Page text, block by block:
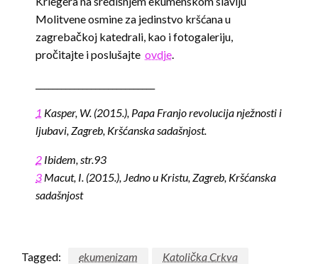
Molitvene osmine za jedinstvo kršćana u
zagrebačkoj katedrali, kao i fotogaleriju,
pročitajte i poslušajte ovdje
1 Kasper, W. (2015.), Papa Franjo revolucija nježnosti i
ljubavi, Zagreb, Kršćanska sadašnjost.
2 Ibidem, str.93
3 Macut, I. (2015.), Jedno u Kristu, Zagreb, Kršćanska
sadašnjost
Tagged: ekumenizam
Katolička Crkva